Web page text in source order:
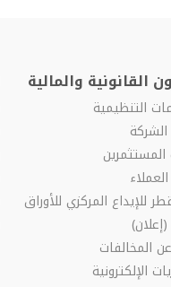
القانونية والمالية
التنظيمية
للإيداع المركزي للأوراق
(إعلان)
عن المخالفات
الإلكترونية